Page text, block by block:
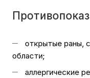
открытые раны,
области;
аллергические